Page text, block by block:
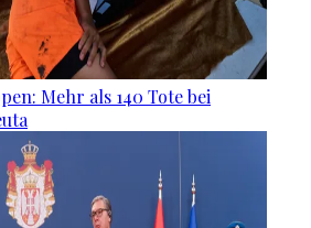
Mehr als 140 Tote bei